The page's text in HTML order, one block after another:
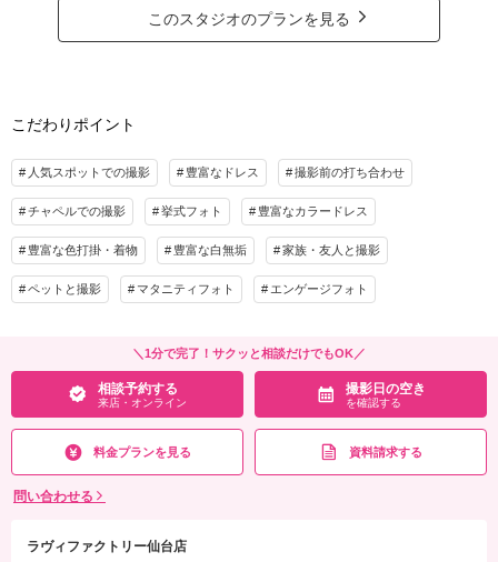
・新婦ヘアメイク（1着分のみ）
※トップシーズン（11月3日〜11月25日）撮影の場合は別途22,000円追加
プラン詳細
撮影料 新婦衣装2着
アルバム データ 200カット 台紙付写真
衣装追加
その他含むもの
★通常238,700円が55%OFF！※2着目のヘアメイクチェンジご希望の場合、22,000円
追加 ※ブーケ（1スタイルにつき）をご希望の場合は別途5,500円〜 ※衣装持ち込み
料（衣装1点）…新婦33,000円、新郎11,000円
相談予約する 撮影日の空き
このスタジオのプランを見る
こだわりポイント
人気スポットでの撮影 豊富なドレス 撮影前の打ち合わせ
チャペルでの撮影 挙式フォト 豊富なカラードレス
豊富な色打掛・着物 豊富な白無垢 家族・友人と撮影
ペットと撮影 マタニティフォト エンゲージフォト
＼1分で完了！サクッと相談だけでもOK／
相談予約する
来店・オンライン
撮影日の空き
を確認する
料金プランを見る 資料請求する
問い合わせる
ラヴィファクトリー仙台店